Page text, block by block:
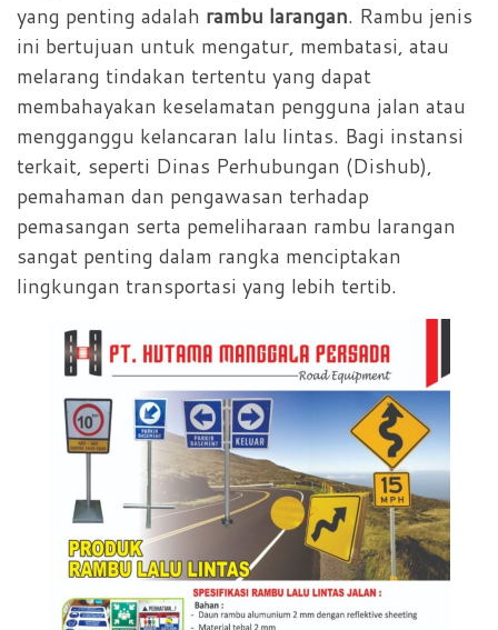
yang penting adalah rambu larangan. Rambu jenis
ini bertujuan untuk mengatur, membatasi, atau
melarang tindakan tertentu yang dapat
membahayakan keselamatan pengguna jalan atau
mengganggu kelancaran lalu lintas. Bagi instansi
terkait, seperti Dinas Perhubungan (Dishub),
pemahaman dan pengawasan terhadap
pemasangan serta pemeliharaan rambu larangan
sangat penting dalam rangka menciptakan
lingkungan transportasi yang lebih tertib.